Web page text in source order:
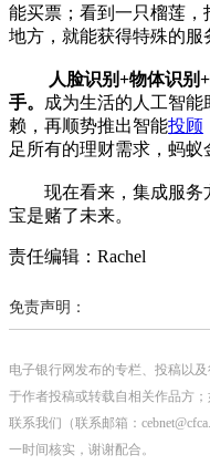
能买票；看到一只榴莲
地方，就能获得特殊的服
人脸识别+物体识别
手。
成为生活的人工智
赖，再顺势推出智能投顾
足所有的理财需求，蚂蚁
现在看来，集成服务
宝是赌了未来。
责任编辑：Rachel
免责声明：
电子银行网发布的专栏、投稿以
于作者投稿或转载自相关作品方
联系我们（联系邮箱：
一时间核实，谢谢配合。